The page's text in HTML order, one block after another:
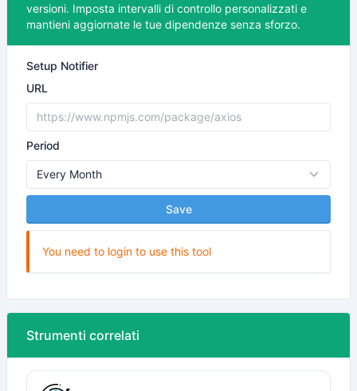
versioni. Imposta intervalli di controllo personalizzati e
mantieni aggiornate le tue dipendenze senza sforzo.
Setup Notifier
URL
Period
Save
You need to login to use this tool
Strumenti correlati